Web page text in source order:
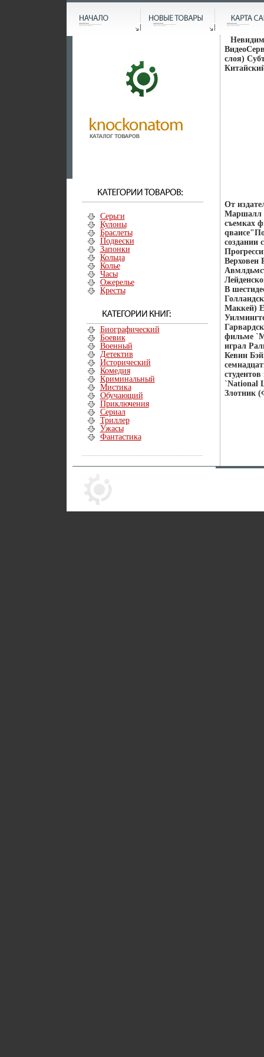
Серьги
Кулоны
Браслеты
Подвески
Запонки
Кольца
Колье
Часы
Ожерелье
Кресты
Биографический
Боевик
Военный
Детектив
Исторический
Комедия
Криминальный
Мистика
Обучающий
Приключения
Сериал
Триллер
Ужасы
Фантастика
слоя)
От
Маршалл
съемках
создании
Верховен
В
Маккей)
фильме
играл
Кевин
`National
Злотник